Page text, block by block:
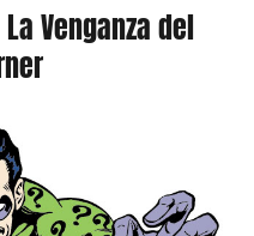
Venganza del